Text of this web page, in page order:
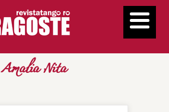
Amalia Nita